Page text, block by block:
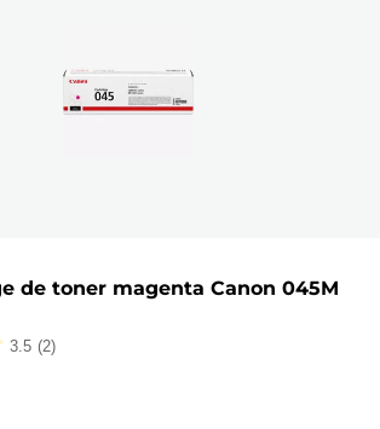
de toner magenta Canon 045M
3.5 (2)